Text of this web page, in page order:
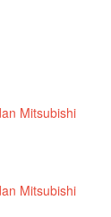
Mitsubishi
Mitsubishi